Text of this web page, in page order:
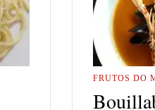
FRUTOS DO